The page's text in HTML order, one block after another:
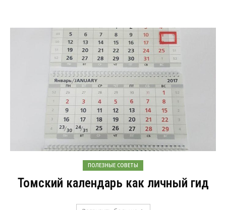
ПОЛЕЗНЫЕ СОВЕТЫ
Томский календарь как личный гид